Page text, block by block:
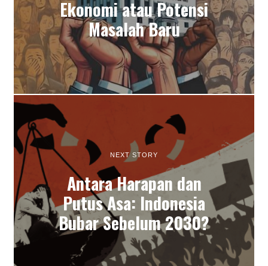
Ekonomi atau Potensi
Masalah Baru
NEXT STORY
Antara Harapan dan
Putus Asa: Indonesia
Bubar Sebelum 2030?